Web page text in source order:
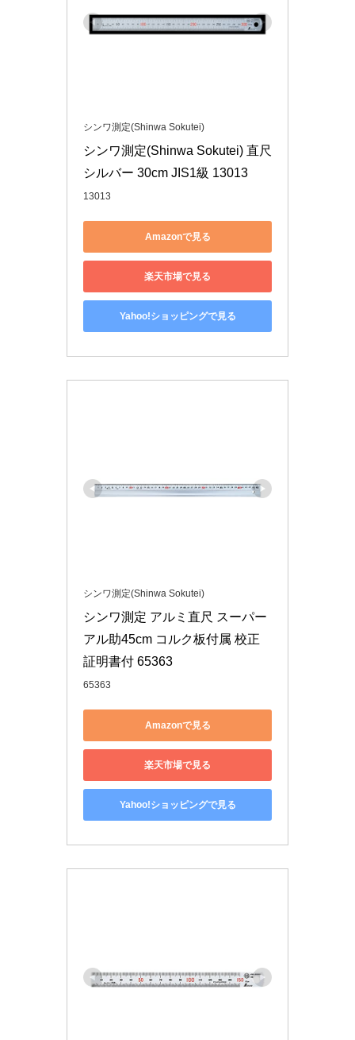
シンワ測定(Shinwa Sokutei)
シンワ測定(Shinwa Sokutei) 直尺
シルバー 30cm JIS1級 13013
13013
Amazonで見る
楽天市場で見る
Yahoo!ショッピングで見る
シンワ測定(Shinwa Sokutei)
シンワ測定 アルミ直尺 スーパー
アル助45cm コルク板付属 校正
証明書付 65363
65363
Amazonで見る
楽天市場で見る
Yahoo!ショッピングで見る